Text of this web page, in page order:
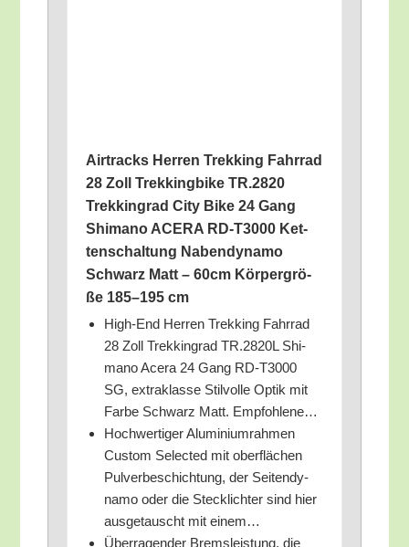
Air­tracks Her­ren Trek­king Fahr­rad
28 Zoll Trek­king­bike TR.2820
Trek­king­rad City Bike 24 Gang
Shi­ma­no ACERA RD-T3000 Ket­
ten­schal­tung Naben­dy­na­mo
Schwarz Matt – 60cm Kör­per­grö­
ße 185–195 cm
High-End Her­ren Trek­king Fahr­rad
28 Zoll Trek­king­rad TR.2820L Shi­
ma­no Acera 24 Gang RD-T3000
SG, extra­klas­se Stil­vol­le Optik mit
Far­be Schwarz Matt. Empfohlene…
Hoch­wer­ti­ger Alu­mi­ni­um­rah­men
Cus­tom Sel­ec­ted mit ober­flä­chen
Pul­ver­be­schich­tung, der Sei­ten­dy­
na­mo oder die Steck­lich­ter sind hier
aus­ge­tauscht mit einem…
Über­ra­gen­der Brems­leis­tung, die